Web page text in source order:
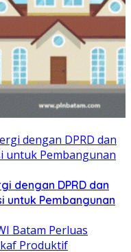
dengan DPRD dan
untuk Pembangunan